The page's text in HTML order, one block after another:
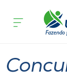
Cursos
acontece